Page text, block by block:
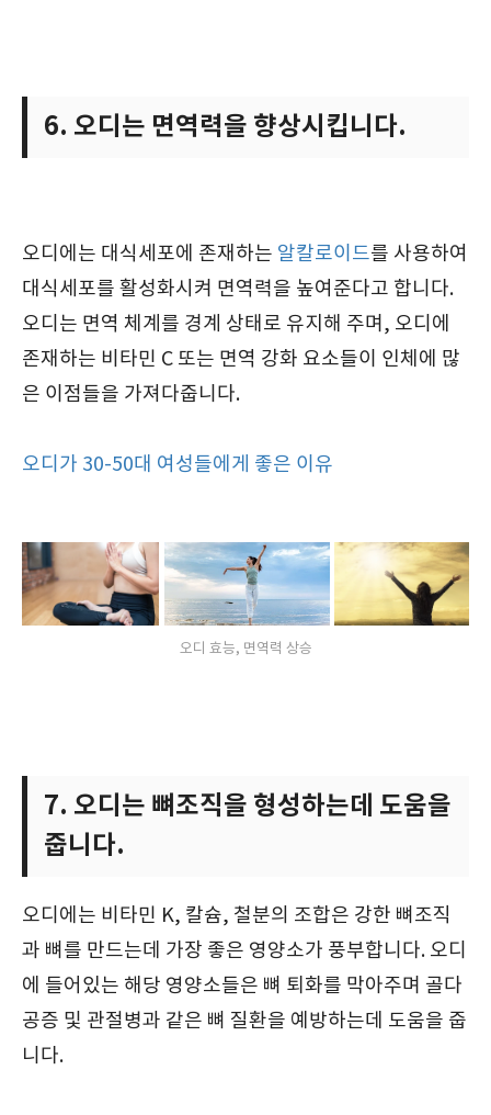
6. 오디는 면역력을 향상시킵니다.
오디에는 대식세포에 존재하는 알칼로이드를 사용하여
대식세포를 활성화시켜 면역력을 높여준다고 합니다.
오디는 면역 체계를 경계 상태로 유지해 주며, 오디에
존재하는 비타민 C 또는 면역 강화 요소들이 인체에 많
은 이점들을 가져다줍니다.
오디가 30-50대 여성들에게 좋은 이유
오디 효능, 면역력 상승
7. 오디는 뼈조직을 형성하는데 도움을
줍니다.
오디에는 비타민 K, 칼슘, 철분의 조합은 강한 뼈조직
과 뼈를 만드는데 가장 좋은 영양소가 풍부합니다. 오디
에 들어있는 해당 영양소들은 뼈 퇴화를 막아주며 골다
공증 및 관절병과 같은 뼈 질환을 예방하는데 도움을 줍
니다.